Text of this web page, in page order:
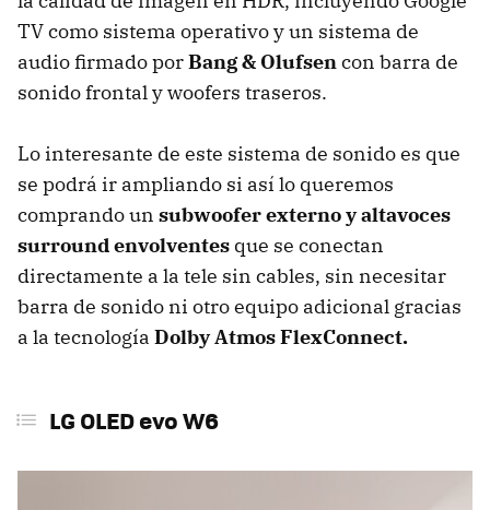
TV como sistema operativo y un sistema de
audio firmado porBang & Olufsencon barra de
sonido frontal y woofers traseros.
Lo interesante de este sistema de sonido es que
se podrá ir ampliando si así lo queremos
comprando un subwoofer externo y altavoces
surround envolventes que se conectan
directamente a la tele sin cables, sin necesitar
barra de sonido ni otro equipo adicional gracias
a la tecnología Dolby Atmos FlexConnect.
LG OLED evo W6